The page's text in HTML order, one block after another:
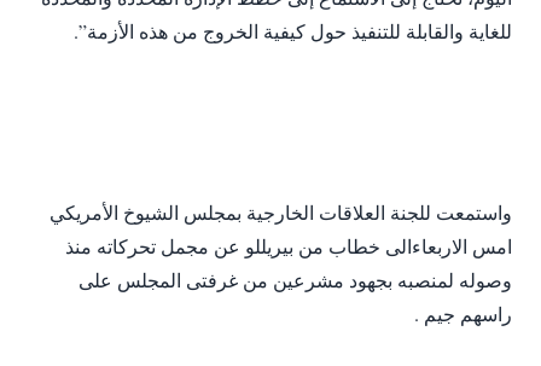
للغاية والقابلة للتنفيذ حول كيفية الخروج من هذه الأزمة”.
واستمعت للجنة العلاقات الخارجية بمجلس الشيوخ الأمريكي
امس الاربعاءالى خطاب من بيريللو عن مجمل تحركاته منذ
وصوله لمنصبه بجهود مشرعين من غرفتى المجلس على
راسهم جيم .